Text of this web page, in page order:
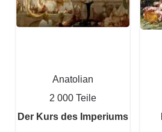
Anatolian
2 000 Teile
Der Kurs des Imperiums